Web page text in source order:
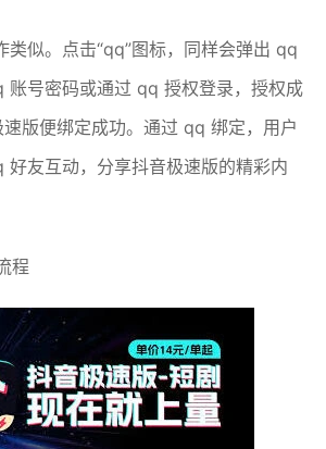
类似。点击“qq”图标，同样会弹出 qq
账号密码或通过 qq 授权登录，授权成
版便绑定成功。通过 qq 绑定，用户
好友互动，分享抖音极速版的精彩内
程